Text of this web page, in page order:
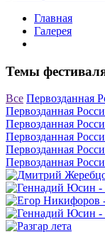
Главная
Галерея
Темы
Все Первозданная
Первозданная
Первозданная
Первозданная
Первозданная
Первозданная